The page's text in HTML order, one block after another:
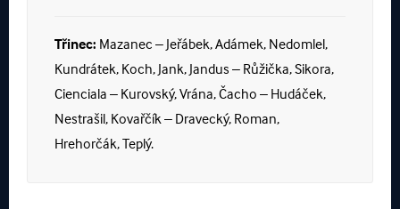
Třinec: Mazanec – Jeřábek, Adámek, Nedomlel,
Kundrátek, Koch, Jank, Jandus – Růžička, Sikora,
Cienciala – Kurovský, Vrána, Čacho – Hudáček,
Nestrašil, Kovařčík – Dravecký, Roman,
Hrehorčák, Teplý.